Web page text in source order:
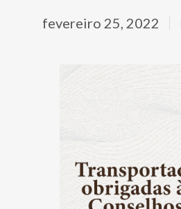
fevereiro 25, 2022